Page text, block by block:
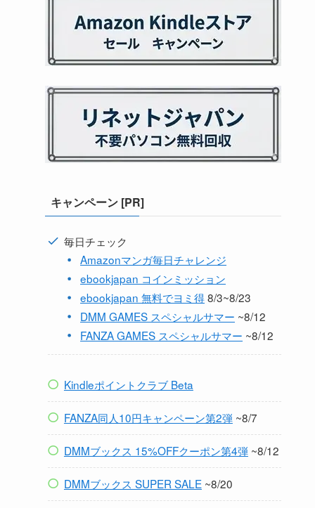
キャンペーン [PR]
毎日チェック
Amazonマンガ毎日チャレンジ
ebookjapan コインミッション
ebookjapan 無料でヨミ得8/3~8/23
DMM GAMES スペシャルサマー ~8/12
FANZA GAMES スペシャルサマー ~8/12
Kindleポイントクラブ Beta
FANZA同人10円キャンペーン第2弾~8/7
DMMブックス 15%OFFクーポン第4弾~8/12
DMMブックス SUPER SALE~8/20